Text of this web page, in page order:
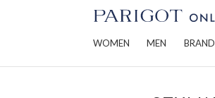
WOMEN MEN BRAND